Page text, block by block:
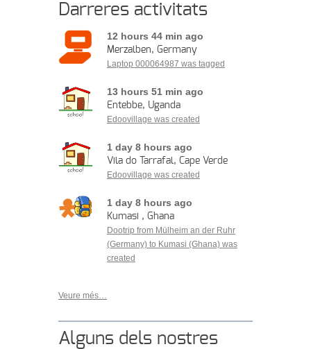
Darreres activitats
12 hours 44 min ago
Merzalben, Germany
Laptop 000064987 was tagged
13 hours 51 min ago
Entebbe, Uganda
Edoovillage was created
1 day 8 hours ago
Vila do Tarrafal, Cape Verde
Edoovillage was created
1 day 8 hours ago
Kumasi , Ghana
Dootrip from Mülheim an der Ruhr
(Germany) to Kumasi (Ghana) was
created
Veure més…
Alguns dels nostres